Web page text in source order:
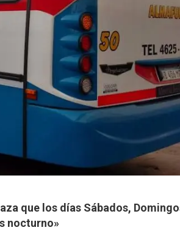
que los días Sábados,
nocturno»